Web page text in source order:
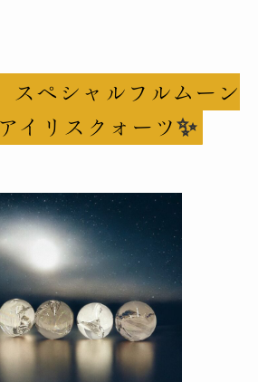
スペシャルフルムーン
イリスクォーツ ✨